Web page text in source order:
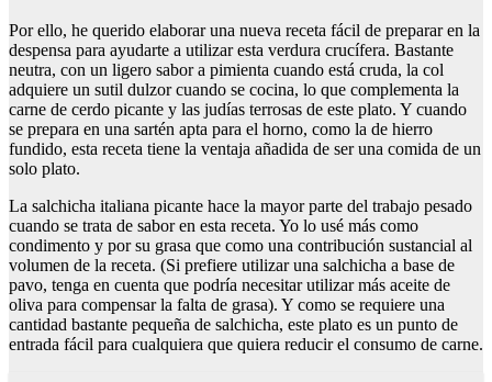
Por ello, he querido elaborar una nueva receta fácil de preparar en la
despensa para ayudarte a utilizar esta verdura crucífera. Bastante
neutra, con un ligero sabor a pimienta cuando está cruda, la col
adquiere un sutil dulzor cuando se cocina, lo que complementa la
carne de cerdo picante y las judías terrosas de este plato. Y cuando
se prepara en una sartén apta para el horno, como la de hierro
fundido, esta receta tiene la ventaja añadida de ser una comida de un
solo plato.
La salchicha italiana picante hace la mayor parte del trabajo pesado
cuando se trata de sabor en esta receta. Yo lo usé más como
condimento y por su grasa que como una contribución sustancial al
volumen de la receta. (Si prefiere utilizar una salchicha a base de
pavo, tenga en cuenta que podría necesitar utilizar más aceite de
oliva para compensar la falta de grasa). Y como se requiere una
cantidad bastante pequeña de salchicha, este plato es un punto de
entrada fácil para cualquiera que quiera reducir el consumo de carne.